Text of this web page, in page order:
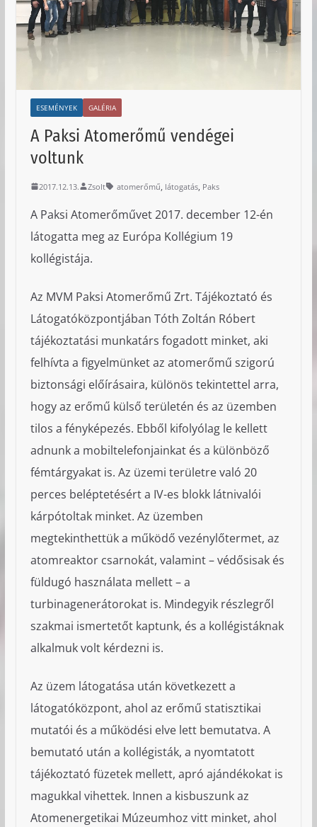
ESEMÉNYEK GALÉRIA
A Paksi Atomerőmű vendégei
voltunk
2017.12.13. Zsolt atomerőmű, látogatás, Paks
A Paksi Atomerőművet 2017. december 12-én
látogatta meg az Európa Kollégium 19
kollégistája.
Az MVM Paksi Atomerőmű Zrt. Tájékoztató és
Látogatóközpontjában Tóth Zoltán Róbert
tájékoztatási munkatárs fogadott minket, aki
felhívta a figyelmünket az atomerőmű szigorú
biztonsági előírásaira, különös tekintettel arra,
hogy az erőmű külső területén és az üzemben
tilos a fényképezés. Ebből kifolyólag le kellett
adnunk a mobiltelefonjainkat és a különböző
fémtárgyakat is. Az üzemi területre való 20
perces beléptetésért a IV-es blokk látnivalói
kárpótoltak minket. Az üzemben
megtekinthettük a működő vezénylőtermet, az
atomreaktor csarnokát, valamint – védősisak és
füldugó használata mellett – a
turbinagenerátorokat is. Mindegyik részlegről
szakmai ismertetőt kaptunk, és a kollégistáknak
alkalmuk volt kérdezni is.
Az üzem látogatása után következett a
látogatóközpont, ahol az erőmű statisztikai
mutatói és a működési elve lett bemutatva. A
bemutató után a kollégisták, a nyomtatott
tájékoztató füzetek mellett, apró ajándékokat is
magukkal vihettek. Innen a kisbuszunk az
Atomenergetikai Múzeumhoz vitt minket, ahol